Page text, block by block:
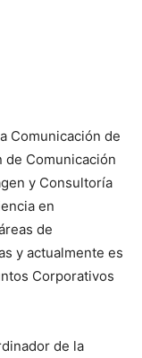
Comunicación de
de Comunicación
y Consultoría
en
de
y actualmente es
Corporativos
de la